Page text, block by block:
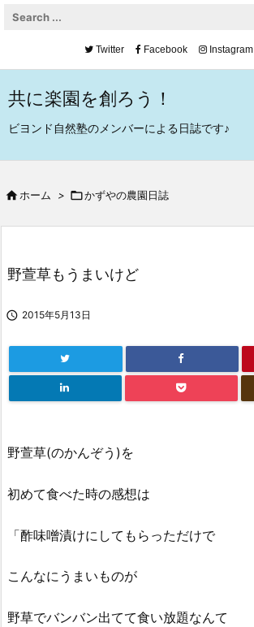
共に楽園を創ろう！
ビヨンド自然塾のメンバーによる日誌です♪
Twitter Facebook Instagram
 ホーム > かずやの農園日誌
野萱草もうまいけど
 2015年5月13日
野萱草(のかんぞう)を
初めて食べた時の感想は
「酢味噌漬けにしてもらっただけで
こんなにうまいものが
野草でバンバン出てて食い放題なんて